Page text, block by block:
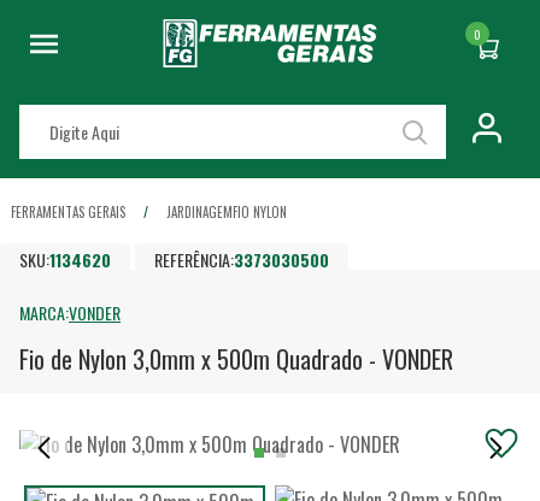
0
FERRAMENTAS GERAIS JARDINAGEMFIO NYLON
SKU:1134620 REFERÊNCIA:3373030500
MARCA:VONDER
Fio de Nylon 3,0mm x 500m Quadrado - VONDER